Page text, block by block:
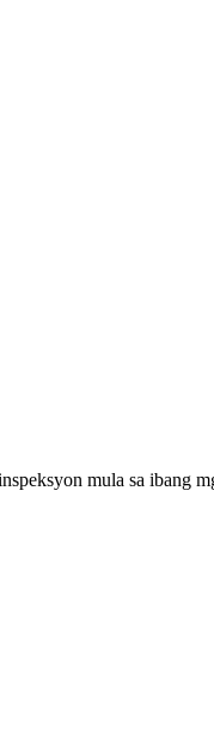
mula sa ibang